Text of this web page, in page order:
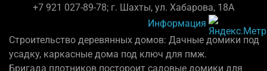
+7 921 027-89-78; г. Шахты, ул. Хабарова, 18А
Информация
Строительство деревянных домов: Дачные домики под
усадку, каркасные дома под ключ для пмж.
Бригада плотников постороит садовые домики для